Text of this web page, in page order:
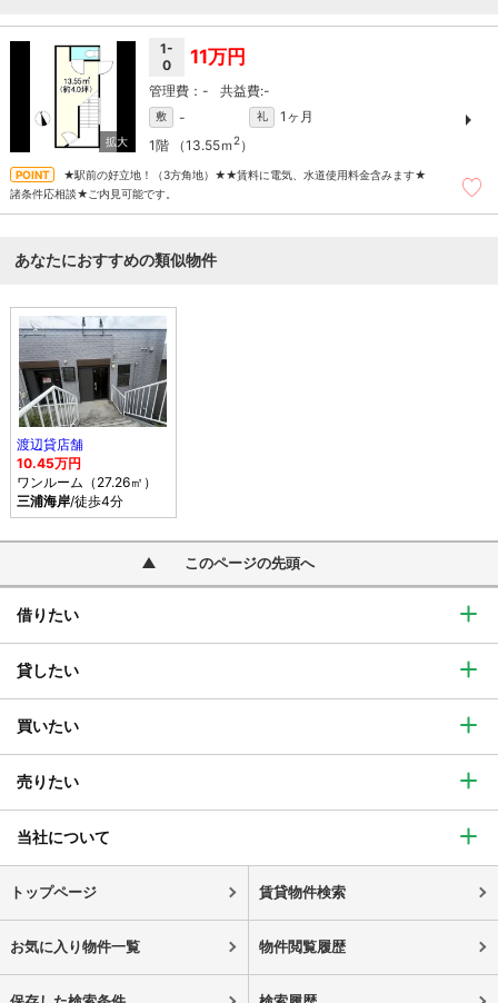
1-
0
11万円
- -
敷 - 礼
1ヶ月
1階
（13.55ｍ 2）
★駅前の好立地！（3方角地）★★賃料に電気、水道使用料金含みます★
諸条件応相談★ご内見可能です。
あなたにおすすめの類似物件
渡辺貸店舗
10.45万円
ワンルーム（27.26㎡）
三浦海岸/徒歩4分
このページの先頭へ
借りたい
貸したい
買いたい
売りたい
当社について
トップページ 賃貸物件検索
お気に入り物件一覧 物件閲覧履歴